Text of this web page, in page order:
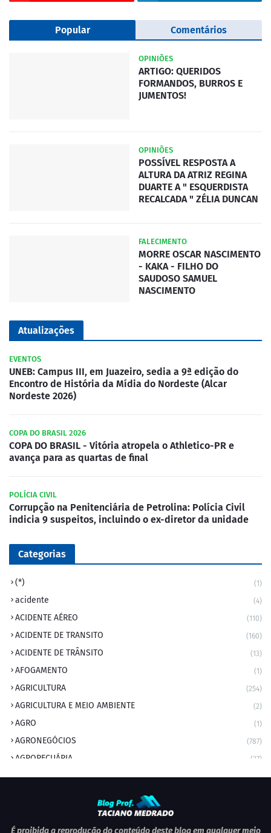
Popular Comentários
OPINIÕES
ARTIGO: QUERIDOS
FORMANDOS, BURROS E
JUMENTOS!
OPINIÕES
POSSÍVEL RESPOSTA A
ALTURA DA ATRIZ REGINA
DUARTE A " ESQUERDISTA
RECALCADA " ZÉLIA DUNCAN
FALECIMENTO
MORRE OSCAR NASCIMENTO
- KAKA - FILHO DO
SAUDOSO SAMUEL
NASCIMENTO
Atualizações
EVENTOS
UNEB: Campus III, em Juazeiro, sedia a 9ª edição do
Encontro de História da Mídia do Nordeste (Alcar
Nordeste 2026)
COPA DO BRASIL 2026
COPA DO BRASIL - Vitória atropela o Athletico-PR e
avança para as quartas de final
POLÍCIA CIVIL
Corrupção na Penitenciária de Petrolina: Polícia Civil
indicia 9 suspeitos, incluindo o ex-diretor da unidade
Categorias
(*) (1)
acidente (4)
ACIDENTE AÉREO (110)
ACIDENTE DE TRANSITO (160)
ACIDENTE DE TRÂNSITO (13)
AFOGAMENTO (1)
AGRICULTURA (254)
AGRICULTURA E MEIO AMBIENTE (2)
AGRO (1)
AGRONEGÓCIOS (787)
AGROPECUÁRIA (37)
AMBIENTE (9)
ANIVERSÁRIO DA CIDADE
ANIVERSÁRIOS (1)
É proibida a reprodução do conteúdo deste blog em qualquer meio